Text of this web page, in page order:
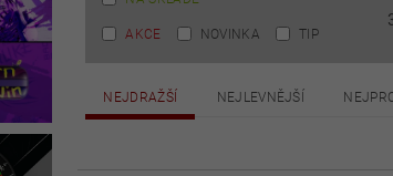
AKCE NOVINKA TIP
NEJDRAŽŠÍ NEJLEVNĚJŠÍ